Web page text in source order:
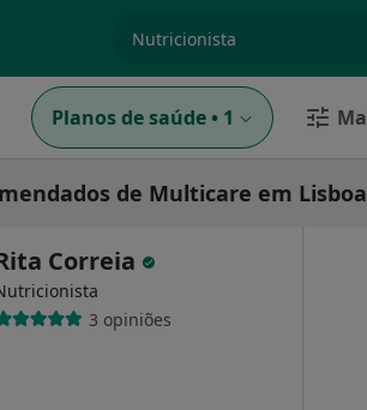
Planos de saúde • 1
de Multicare em Lisboa
Correia
3 opiniões